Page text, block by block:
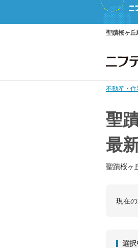
聖蹟桜ヶ丘
不動産・
聖
最
聖蹟桜ヶ
現在の
選択